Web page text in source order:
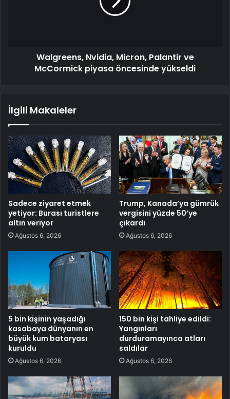
Walgreens, Nvidia, Micron, Palantir ve
McCormick piyasa öncesinde yükseldi
İlgili Makaleler
Sadece ziyaret etmek
yetiyor: Burası turistlere
altın veriyor
Ağustos 6, 2026
Trump, Kanada’ya gümrük
vergisini yüzde 50’ye
çıkardı
Ağustos 6, 2026
5 bin kişinin yaşadığı
kasabaya dünyanın en
büyük kum bataryası
kuruldu
Ağustos 6, 2026
150 bin kişi tahliye edildi:
Yangınları
durduramayınca atları
saldılar
Ağustos 6, 2026